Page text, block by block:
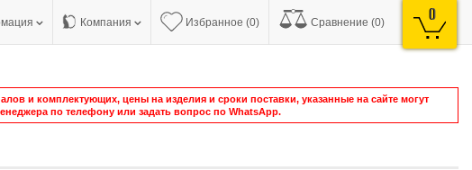
Компания Избранное (0) Сравнение (0) 0
и комплектующих, цены на изделия и сроки поставки, указанные на сайте могут
по телефону или задать вопрос по WhatsApp.